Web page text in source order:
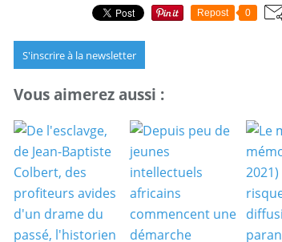
Repost 0
S'inscrire à la newsletter
Vous aimerez aussi :